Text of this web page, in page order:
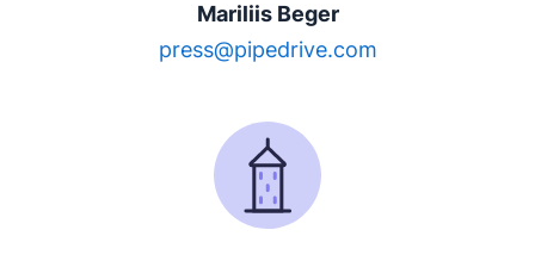
Mariliis Beger
press@pipedrive.com